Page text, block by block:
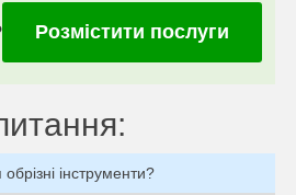
Розмістити послуги
інструменти?